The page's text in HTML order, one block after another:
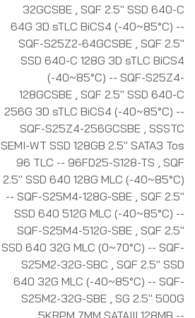
32GCSBE SQF 2.5" SSD 640-C
64G 3D sTLC BiCS4 (-40~85°C) --
SQF-S25Z2-64GCSBE SQF 2.5"
SSD 640-C 128G 3D sTLC BiCS4
(-40~85°C) -- SQF-S25Z4-
128GCSBE SQF 2.5" SSD 640-C
256G 3D sTLC BiCS4 (-40~85°C) --
SQF-S25Z4-256GCSBE SSSTC
SEMI-WT SSD 128GB 2.5" SATA3 Tos
96 TLC -- 96FD25-S128-TS
SQF
2.5" SSD 640 128G MLC (-40~85°C)
-- SQF-S25M4-128G-SBE SQF 2.5"
SSD 640 512G MLC (-40~85°C) --
SQF-S25M4-512G-SBE SQF 2.5"
SSD 640 32G MLC (0~70°C) -- SQF-
S25M2-32G-SBC
SQF 2.5" SSD
640 32G MLC (-40~85°C) -- SQF-
S25M2-32G-SBE SG 2.5" 500G
5KRPM 7MM SATAIII 128MB --